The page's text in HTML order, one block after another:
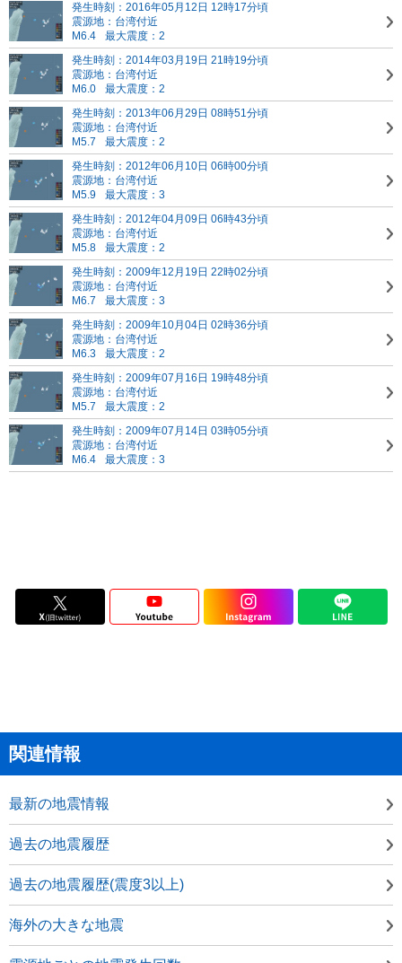
発生時刻：2016年05月12日 12時17分頃
震源地：台湾付近
M6.4
最大震度：2
発生時刻：2014年03月19日 21時19分頃
震源地：台湾付近
M6.0
最大震度：2
発生時刻：2013年06月29日 08時51分頃
震源地：台湾付近
M5.7
最大震度：2
発生時刻：2012年06月10日 06時00分頃
震源地：台湾付近
M5.9
最大震度：3
発生時刻：2012年04月09日 06時43分頃
震源地：台湾付近
M5.8
最大震度：2
発生時刻：2009年12月19日 22時02分頃
震源地：台湾付近
M6.7
最大震度：3
発生時刻：2009年10月04日 02時36分頃
震源地：台湾付近
M6.3
最大震度：2
発生時刻：2009年07月16日 19時48分頃
震源地：台湾付近
M5.7
最大震度：2
発生時刻：2009年07月14日 03時05分頃
震源地：台湾付近
M6.4
最大震度：3
関連情報
最新の地震情報
過去の地震履歴
過去の地震履歴(震度3以上)
海外の大きな地震